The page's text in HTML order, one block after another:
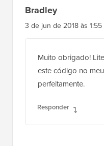
Bradley
3 de jun de 2018 às 1:55
Muito obrigado!
este código no
perfeitamente.
Responder